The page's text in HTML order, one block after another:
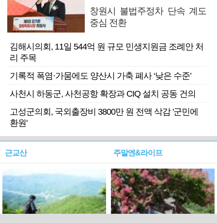
창원시 불법주정차 단속 계도
중심 전환
김해시의회, 11일 544억 원 규모 민생지원금 조례안 처
리 주목
기록적 폭염·가뭄에도 양산시 가축 폐사 ‘낮은 수준’
사천시 하동군, 사천공항 확장과 CIQ 설치 공동 건의
고성군의회, 국외출장비 3800만 원 전액 삭감 '군민에
환원'
근교산 주말엔&라이프